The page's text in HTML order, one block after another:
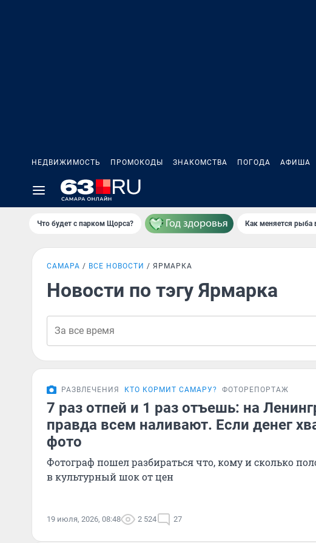
НЕДВИЖИМОСТЬ ПРОМОКОДЫ ЗНАКОМСТВА ПОГОДА АФИША
Что будет с парком Щорса? Как меняется рыба
САМАРА ВСЕ НОВОСТИ ЯРМАРКА
Новости по тэгу Ярмарка
РАЗВЛЕЧЕНИЯ КТО КОРМИТ САМАРУ? ФОТОРЕПОРТАЖ
7 раз отпей и 1 раз отъешь: на
правда всем наливают. Если денег
фото
Фотограф пошел разбираться что, кому и сколько
в культурный шок от цен
19 июля, 2026, 08:48 2 524 27